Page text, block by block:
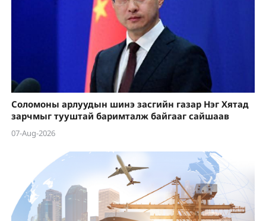
Соломоны арлуудын шинэ засгийн газар Нэг Хятад
зарчмыг тууштай баримталж байгааг сайшаав
07-Aug-2026